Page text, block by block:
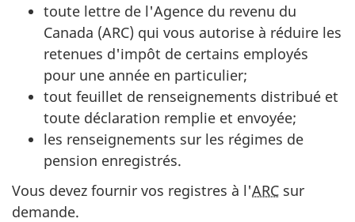
toute lettre de l'Agence du revenu du
Canada (ARC) qui vous autorise à réduire les
retenues d'impôt de certains employés
pour une année en particulier;
tout feuillet de renseignements distribué et
toute déclaration remplie et envoyée;
les renseignements sur les régimes de
pension enregistrés.
Vous devez fournir vos registres à l'ARC sur
demande.